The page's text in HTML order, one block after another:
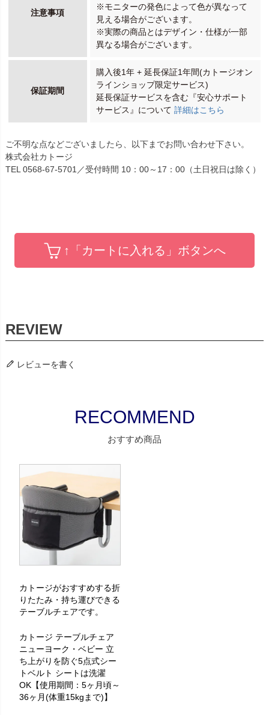
注意事項
※モニターの発色によって色が異なって
見える場合がございます。
※実際の商品とはデザイン・仕様が一部
異なる場合がございます。
保証期間
購入後1年 + 延長保証1年間(カトージオン
ラインショップ限定サービス)
延長保証サービスを含む『安心サポート
サービス』について 詳細はこちら
ご不明な点などございましたら、以下までお問い合わせ下さい。
株式会社カトージ
TEL 0568-67-5701／受付時間 10：00～17：00（土日祝日は除く）
↑「カートに入れる」ボタンへ
レビューを書く
おすすめ商品
カトージがおすすめする折
りたたみ・持ち運びできる
テーブルチェアです。
カトージ テーブルチェア
ニューヨーク・ベビー 立
ち上がりを防ぐ5点式シー
トベルト シートは洗濯
OK【使用期間：5ヶ月頃～
36ヶ月(体重15kgまで)】